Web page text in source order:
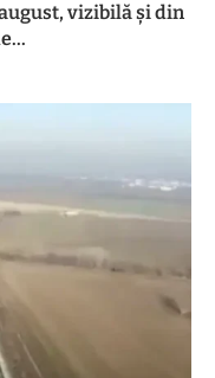
vizibilă și din